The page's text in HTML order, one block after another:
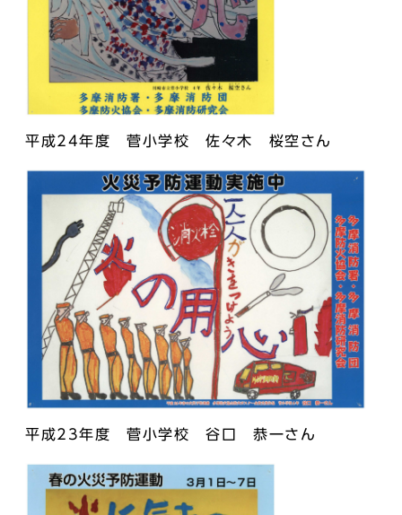
平成24年度 菅小学校 佐々木 桜空さん
平成23年度 菅小学校 谷口 恭一さん